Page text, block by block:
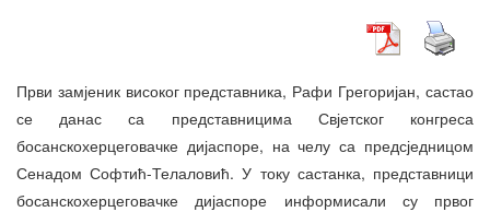
Први замјеник високог представника, Рафи Грегоријан, састао
се данас са представницима Свјетског конгреса
босанскохерцеговачке дијаспоре, на челу са предсједницом
Сенадом Софтић-Телаловић. У току састанка, представници
босанскохерцеговачке дијаспоре информисали су првог